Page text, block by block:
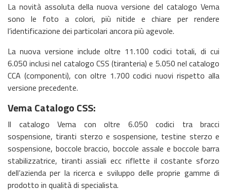
La novità assoluta della nuova versione del catalogo Vema
sono le foto a colori, più nitide e chiare per rendere
l’identificazione dei particolari ancora più agevole.
La nuova versione include oltre 11.100 codici totali, di cui
6.050 inclusi nel catalogo CSS (tiranteria) e 5.050 nel catalogo
CCA (componenti), con oltre 1.700 codici nuovi rispetto alla
versione precedente.
Vema Catalogo CSS:
Il catalogo Vema con oltre 6.050 codici tra bracci
sospensione, tiranti sterzo e sospensione, testine sterzo e
sospensione, boccole braccio, boccole assale e boccole barra
stabilizzatrice, tiranti assiali ecc riflette il costante sforzo
dell’azienda per la ricerca e sviluppo delle proprie gamme di
prodotto in qualità di specialista.